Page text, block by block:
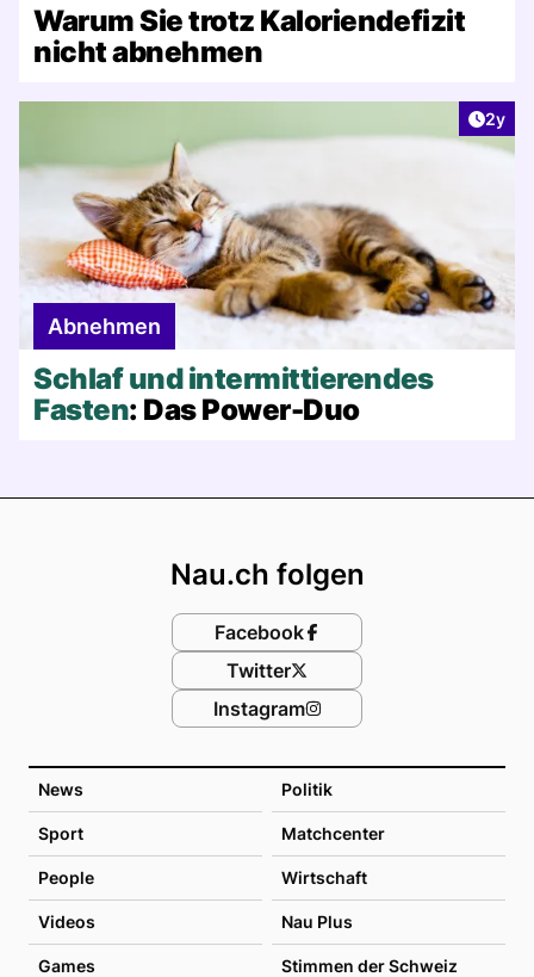
Warum Sie trotz Kaloriendefizit
nicht abnehmen
2y
Abnehmen
Schlaf und intermittierendes
Fasten: Das Power-Duo
News Politik
Sport Matchcenter
People Wirtschaft
Videos Nau Plus
Games Stimmen der Schweiz
Nau.ch folgen
Facebook
Twitter
Instagram